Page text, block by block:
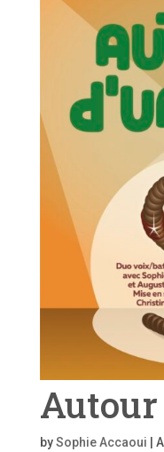
Autour
bySophie Accaoui